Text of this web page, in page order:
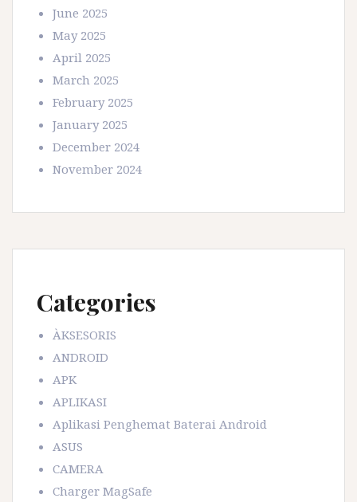
June 2025
May 2025
April 2025
March 2025
February 2025
January 2025
December 2024
November 2024
Categories
ÀKSESORIS
ANDROID
APK
APLIKASI
Aplikasi Penghemat Baterai Android
ASUS
CAMERA
Charger MagSafe